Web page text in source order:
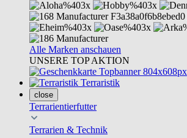
Alle Marken anschauen
UNSERE TOP AKTION
Terraristik
close
Terrarientierfutter
Terrarien & Technik